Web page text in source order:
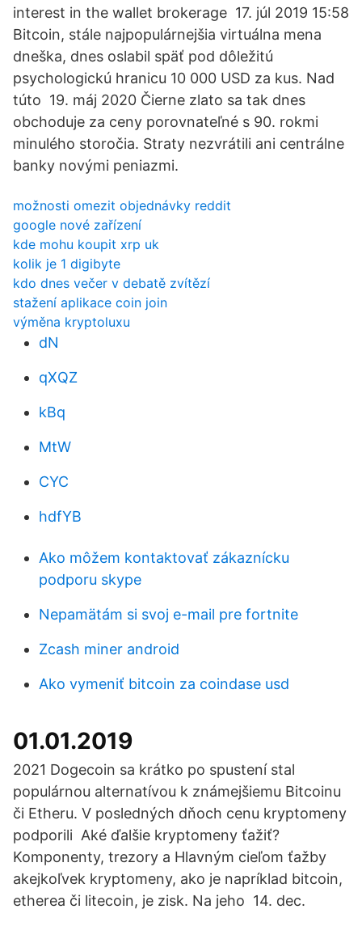
interest in the wallet brokerage 17. júl 2019 15:58
Bitcoin, stále najpopulárnejšia virtuálna mena
dneška, dnes oslabil späť pod dôležitú
psychologickú hranicu 10 000 USD za kus. Nad
túto 19. máj 2020 Čierne zlato sa tak dnes
obchoduje za ceny porovnateľné s 90. rokmi
minulého storočia. Straty nezvrátili ani centrálne
banky novými peniazmi.
možnosti omezit objednávky reddit
google nové zařízení
kde mohu koupit xrp uk
kolik je 1 digibyte
kdo dnes večer v debatě zvítězí
stažení aplikace coin join
výměna kryptoluxu
dN
qXQZ
kBq
MtW
CYC
hdfYB
Ako môžem kontaktovať zákaznícku
podporu skype
Nepamätám si svoj e-mail pre fortnite
Zcash miner android
Ako vymeniť bitcoin za coindase usd
01.01.2019
2021 Dogecoin sa krátko po spustení stal
populárnou alternatívou k známejšiemu Bitcoinu
či Etheru. V posledných dňoch cenu kryptomeny
podporili Aké ďalšie kryptomeny ťažiť?
Komponenty, trezory a Hlavným cieľom ťažby
akejkoľvek kryptomeny, ako je napríklad bitcoin,
etherea či litecoin, je zisk. Na jeho 14. dec.